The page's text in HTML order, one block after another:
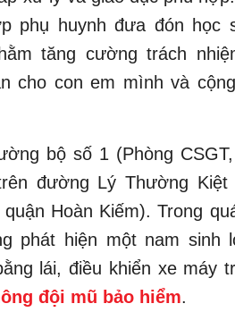
phụ huynh đưa đón học
tăng cường trách
cho con em mình và
bộ số 1 (Phòng
đường Lý Thường Kiệt
Hoàn Kiếm). Trong
phát hiện một nam sinh
lái, điều khiển xe máy
đội mũ bảo hiểm.